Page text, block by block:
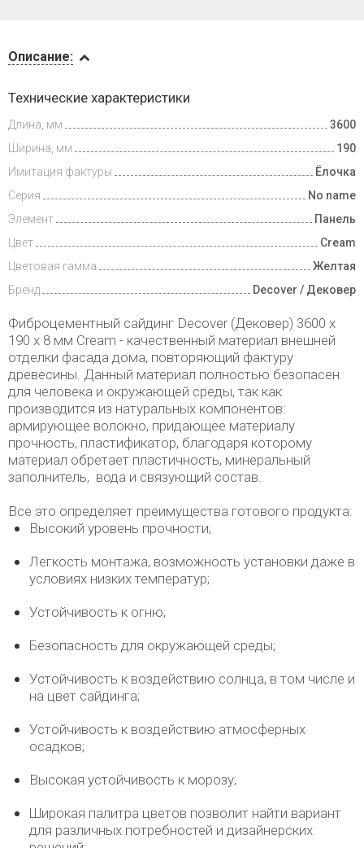
и оплата
Описание:
Технические характеристики
Длина, мм
3600
Ширина, мм
190
Имитация фактуры
Ёлочка
Серия
No name
Элемент
Панель
Цвет
Cream
Цветовая гамма
Желтая
Бренд
Decover / Дековер
Фиброцементный сайдинг Decover (Дековер) 3600 x
190 x 8 мм Cream - качественный материал внешней
отделки фасада дома, повторяющий фактуру
древесины. Данный материал полностью безопасен
для человека и окружающей среды, так как
производится из натуральных компонентов:
армирующее волокно, придающее материалу
прочность, пластификатор, благодаря которому
материал обретает пластичность, минеральный
заполнитель, вода и связующий состав.
Все это определяет преимущества готового продукта:
Высокий уровень прочности;
Легкость монтажа, возможность установки даже в
условиях низких температур;
Устойчивость к огню;
Безопасность для окружающей среды;
Устойчивость к воздействию солнца, в том числе и
на цвет сайдинга;
Устойчивость к воздействию атмосферных
осадков;
Высокая устойчивость к морозу;
Широкая палитра цветов позволит найти вариант
для различных потребностей и дизайнерских